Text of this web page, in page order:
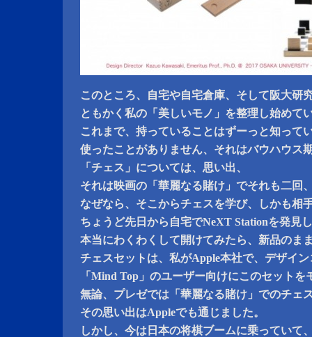
このところ、自宅や自宅倉庫、そして阪大研
ともかく私の「美しいモノ」を整理し始めて
これまで、持っていることはずーっと知って
使ったことがありません、それはバウハウス
「チェス」については、思い出、
それは映画の「華麗なる賭け」でそれも二回
なぜなら、そこからチェスを学び、しかも相
ちょうど先日から自宅でNeXT Stationを発見
本当にわくわくして開けてみたら、新品のま
チェスセットは、私がApple本社で、デザイ
「Mind Top」のユーザー向けにこのセット
無論、プレゼでは「華麗なる賭け」でのチェ
その思い出はAppleでも通じました。
しかし、今は日本の将棋ブームに乗っていて